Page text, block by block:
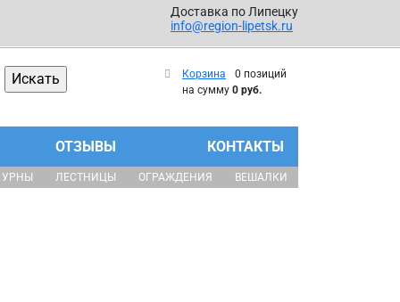
Доставка по Липецку
info@region-lipetsk.ru
Корзина
0 позиций
на сумму 0 руб.
ОТЗЫВЫ КОНТАКТЫ
УРНЫ ЛЕСТНИЦЫ ОГРАЖДЕНИЯ ВЕШАЛКИ